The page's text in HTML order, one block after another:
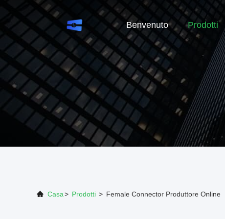
Benvenuto Prodotti
Casa> Prodotti > Female Connector Produttore Online